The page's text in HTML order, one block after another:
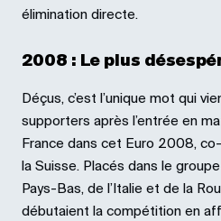
élimination directe.
2008 : Le plus
Déçus, c’est l’unique mot qui
supporters après l’entrée en
France dans cet Euro 2008,
la Suisse. Placés dans le
Pays-Bas, de l’Italie et de la
débutaient la compétition en